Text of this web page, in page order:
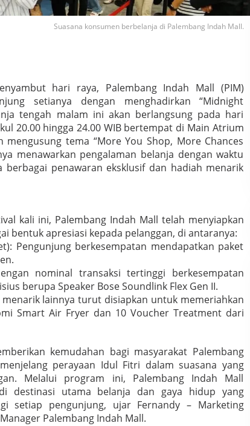
Suasana konsumen berbelanja di Palembang Indah Mall.
hari raya, Palembang Indah Mall (PIM)
setianya dengan menghadirkan “Midnight
tengah malam ini akan berlangsung pada hari
20.00 hingga 24.00 WIB bertempat di Main Atrium
mengusung tema “More You Shop, More Chances
menawarkan pengalaman belanja dengan waktu
penawaran eksklusif dan hadiah menarik
kali ini, Palembang Indah Mall telah menyiapkan
bentuk apresiasi kepada pelanggan, di antaranya:
Pengunjung berkesempatan mendapatkan paket
nominal transaksi tertinggi berkesempatan
berupa Speaker Bose Soundlink Flex Gen II.
lainnya turut disiapkan untuk memeriahkan
Smart Air Fryer dan 10 Voucher Treatment dari
kemudahan bagi masyarakat Palembang
perayaan Idul Fitri dalam suasana yang
Melalui program ini, Palembang Indah Mall
destinasi utama belanja dan gaya hidup yang
setiap pengunjung, ujar Fernandy – Marketing
Palembang Indah Mall.